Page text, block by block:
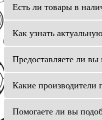
Есть ли товары в
Как узнать
Предоставляете ли вы
Какие производители
Помогаете ли вы